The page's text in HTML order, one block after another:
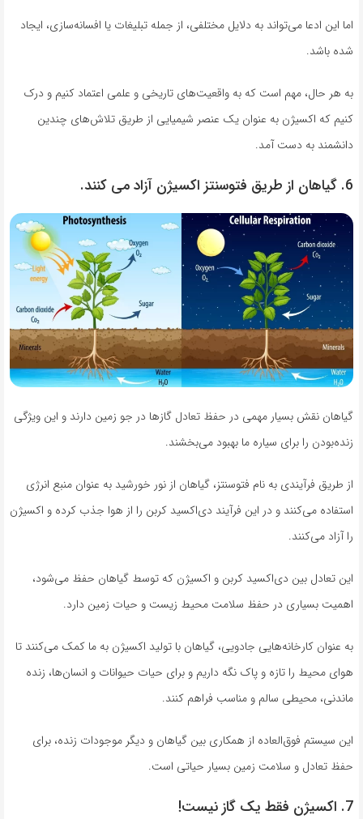
اما این ادعا می‌تواند به دلایل مختلفی، از جمله تبلیغات یا افسانه‌سازی، ایجاد
شده باشد.
به هر حال، مهم است که به واقعیت‌های تاریخی و علمی اعتماد کنیم و درک
کنیم که اکسیژن به عنوان یک عنصر شیمیایی از طریق تلاش‌های چندین
دانشمند به دست آمد.
6. گیاهان از طریق فتوسنتز اکسیژن آزاد می کنند.
گیاهان نقش بسیار مهمی در حفظ تعادل گازها در جو زمین دارند و این ویژگی
زنده‌بودن را برای سیاره ما بهبود می‌بخشند.
از طریق فرآیندی به نام فتوسنتز، گیاهان از نور خورشید به عنوان منبع انرژی
استفاده می‌کنند و در این فرآیند دی‌اکسید کربن را از هوا جذب کرده و اکسیژن
را آزاد می‌کنند.
این تعادل بین دی‌اکسید کربن و اکسیژن که توسط گیاهان حفظ می‌شود،
اهمیت بسیاری در حفظ سلامت محیط زیست و حیات زمین دارد.
به عنوان کارخانه‌هایی جادویی، گیاهان با تولید اکسیژن به ما کمک می‌کنند تا
هوای محیط را تازه و پاک نگه داریم و برای حیات حیوانات و انسان‌ها، زنده
ماندنی، محیطی سالم و مناسب فراهم کنند.
این سیستم فوق‌العاده از همکاری بین گیاهان و دیگر موجودات زنده، برای
حفظ تعادل و سلامت زمین بسیار حیاتی است.
7. اکسیژن فقط یک گاز نیست!